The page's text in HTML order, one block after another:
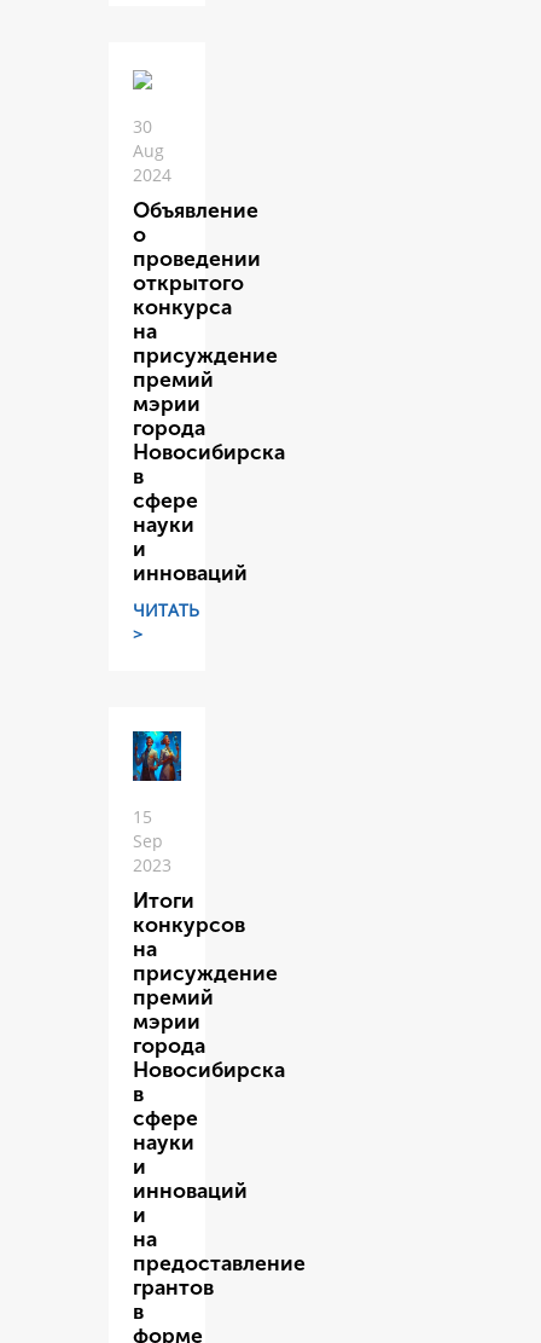
30
Aug
2024
Объявление
о
проведении
открытого
конкурса
на
присуждение
премий
мэрии
города
Новосибирска
в
сфере
науки
и
инноваций
ЧИТАТЬ
>
15
Sep
2023
Итоги
конкурсов
на
присуждение
премий
мэрии
города
Новосибирска
в
сфере
науки
и
инноваций
и
на
предоставление
грантов
в
форме